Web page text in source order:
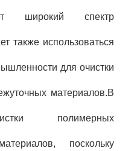
широкий спектр
также использоваться
для очистки
материалов.В
полимерных
поскольку